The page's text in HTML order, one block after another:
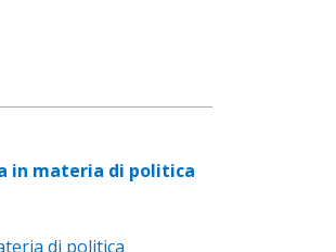
in materia di politica
di politica